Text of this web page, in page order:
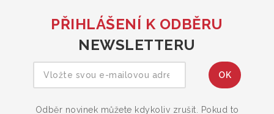
PŘIHLÁŠENÍ K ODBĚRU
NEWSLETTERU
Odběr novinek můžete kdykoliv zrušit. Pokud to